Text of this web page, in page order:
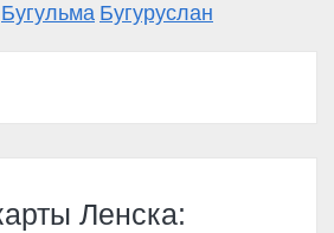
Бугульма Бугуруслан
Ленска: